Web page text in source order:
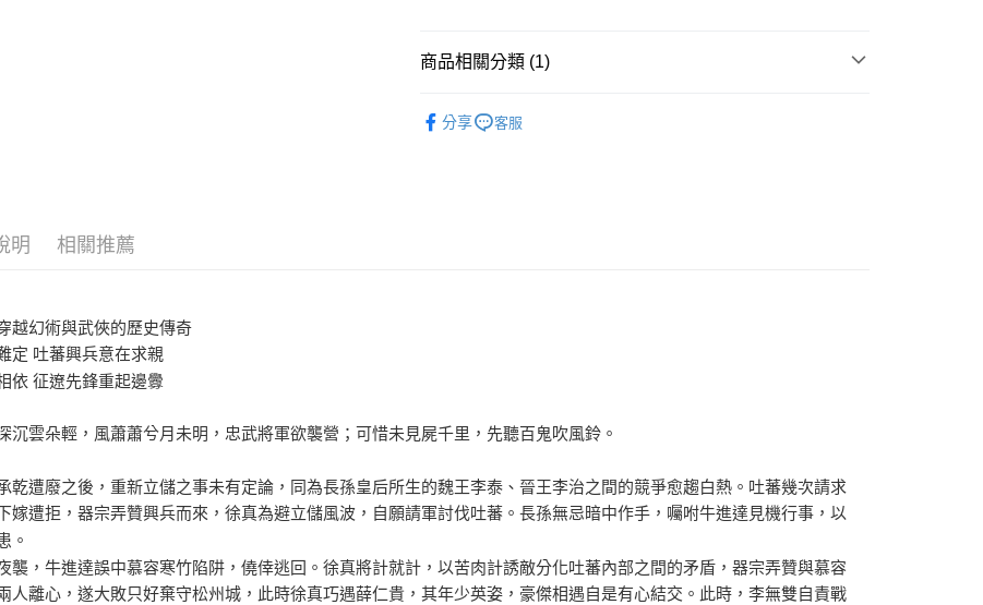
商品相關分類 (1)
分享
客服
明 相關推薦
越幻術與武俠的歷史傳奇
定 吐蕃興兵意在求親
依 征遼先鋒重起邊釁
沉雲朵輕，風蕭蕭兮月未明，忠武將軍欲襲營；可惜未見屍千里，先聽百鬼吹風鈴。
乾遭廢之後，重新立儲之事未有定論，同為長孫皇后所生的魏王李泰、晉王李治之間的競爭愈趨白熱。吐蕃幾次請求
嫁遭拒，器宗弄贊興兵而來，徐真為避立儲風波，自願請軍討伐吐蕃。長孫無忌暗中作手，囑咐牛進達見機行事，以
。
襲，牛進達誤中慕容寒竹陷阱，僥倖逃回。徐真將計就計，以苦肉計誘敵分化吐蕃內部之間的矛盾，器宗弄贊與慕容
人離心，遂大敗只好棄守松州城，此時徐真巧遇薛仁貴，其年少英姿，豪傑相遇自是有心結交。此時，李無雙自責戰